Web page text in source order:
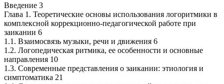
Введение 3
Глава 1. Теоретические основы использования логоритмики в
комплексной коррекционно-педагогической работе при
заикании 6
1.1. Взаимосвязь музыки, речи и движения 6
1.2. Логопедическая ритмика, ее особенности и основные
направления 10
1.3. Современные представления о заикании: этиология и
симптоматика 21